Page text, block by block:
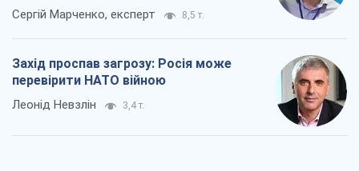
Сергій Марченко, експерт 8,5 т.
Захід проспав загрозу: Росія може
перевірити НАТО війною
Леонід Невзлін 3,4 т.